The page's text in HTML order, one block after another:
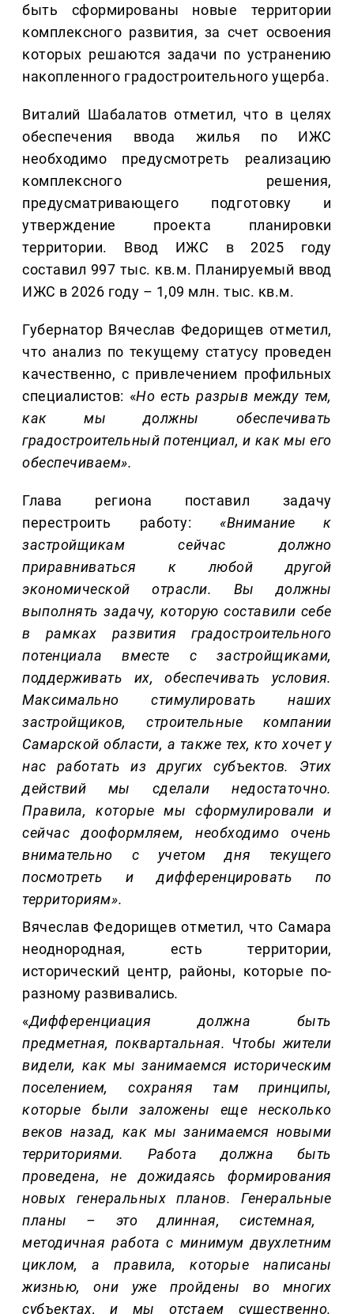
быть сформированы новые территории
комплексного развития, за счет освоения
которых решаются задачи по устранению
накопленного градостроительного ущерба.
Виталий Шабалатов отметил, что в целях
обеспечения ввода жилья по ИЖС
необходимо предусмотреть реализацию
комплексного решения,
предусматривающего подготовку и
утверждение проекта планировки
территории. Ввод ИЖС в 2025 году
составил 997 тыс. кв.м. Планируемый ввод
ИЖС в 2026 году – 1,09 млн. тыс. кв.м.
Губернатор Вячеслав Федорищев отметил,
что анализ по текущему статусу проведен
качественно, с привлечением профильных
специалистов: «Но есть разрыв между тем,
как мы должны обеспечивать
градостроительный потенциал, и как мы его
обеспечиваем».
Глава региона поставил задачу
перестроить работу: «Внимание к
застройщикам сейчас должно
приравниваться к любой другой
экономической отрасли. Вы должны
выполнять задачу, которую составили себе
в рамках развития градостроительного
потенциала вместе с застройщиками,
поддерживать их, обеспечивать условия.
Максимально стимулировать наших
застройщиков, строительные компании
Самарской области, а также тех, кто хочет у
нас работать из других субъектов. Этих
действий мы сделали недостаточно.
Правила, которые мы сформулировали и
сейчасдооформляем, необходимо очень
внимательно с учетомдня текущего
посмотреть и дифференцировать по
территориям».
Вячеслав Федорищев отметил, что Самара
неоднородная, есть территории,
исторический центр, районы, которые по-
разному развивались.
«Дифференциация должна быть
предметная, поквартальная. Чтобы жители
видели, как мы занимаемся историческим
поселением, сохраняя там принципы,
которые были заложены еще несколько
веков назад, как мы занимаемся новыми
территориями. Работа должна быть
проведена, не дожидаясь формирования
новых генеральных планов.Генеральные
планы – это длинная, системная,
методичная работа с минимум двухлетним
циклом,а правила, которые написаны
жизнью, они уже пройдены во многих
субъектах, и мы отстаем существенно.